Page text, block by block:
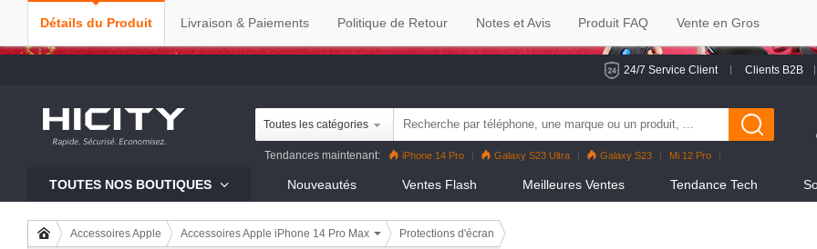
24/7 Service Client Clients B2B
Toutes les catégories
Tendances maintenant: iPhone 14 Pro Galaxy S23 Ultra Galaxy S23
Mi 12 Pro
TOUTES NOS BOUTIQUES Nouveautés Ventes Flash Meilleures Ventes Tendance Tech
Accessoires Apple Accessoires Apple iPhone 14 Pro Max Protections d'écran
Détails du Produit Livraison & Paiements Politique de Retour Notes et Avis Produit FAQ Vente en Gros